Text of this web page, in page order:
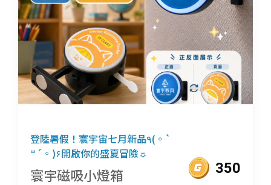
登陸暑假！寰宇宙七月新品٩(◦`
꒳´◦)۶開啟你的盛夏冒險☼
寰宇磁吸小燈箱 350